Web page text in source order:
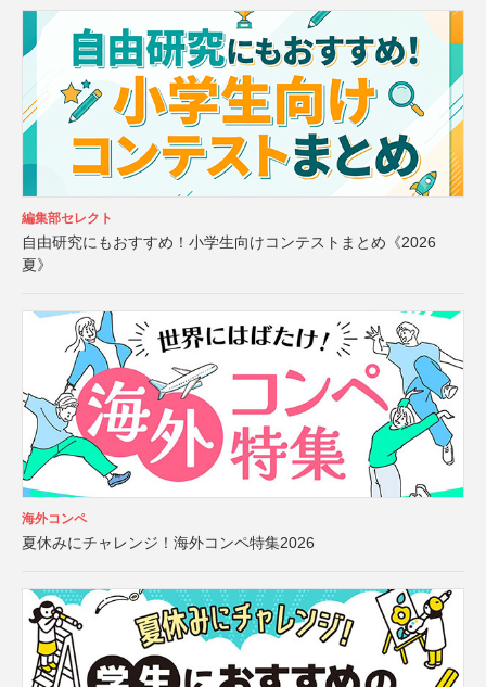
編集部セレクト
自由研究にもおすすめ！小学生向けコンテストまとめ《2026
夏》
海外コンペ
夏休みにチャレンジ！海外コンペ特集2026